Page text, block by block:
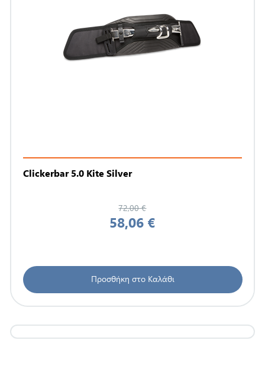
Clickerbar 5.0 Kite Silver
72,00 €
58,06 €
Προσθήκη στο Καλάθι